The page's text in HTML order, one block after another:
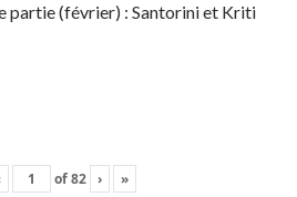
partie (février) : Santorini et Kriti
of82 › »